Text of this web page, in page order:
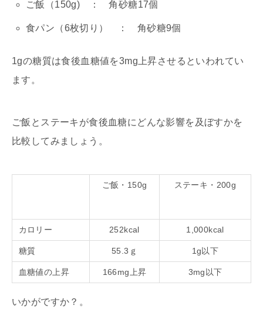
ご飯（150g) ： 角砂糖17個
食パン（6枚切り） ： 角砂糖9個
1gの糖質は食後血糖値を3mg上昇させるといわれてい
ます。
ご飯とステーキが食後血糖にどんな影響を及ぼすかを
比較してみましょう。
ご飯・150g ステーキ・200g
カロリー 252kcal 1,000kcal
糖質 55.3ｇ 1g以下
血糖値の上昇 166mg上昇 3mg以下
いかがですか？。